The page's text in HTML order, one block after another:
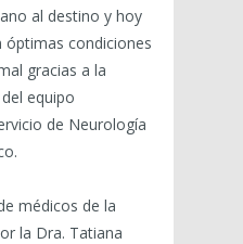
al destino y hoy
óptimas condiciones
gracias a la
equipo
de Neurología
médicos de la
la Dra. Tatiana